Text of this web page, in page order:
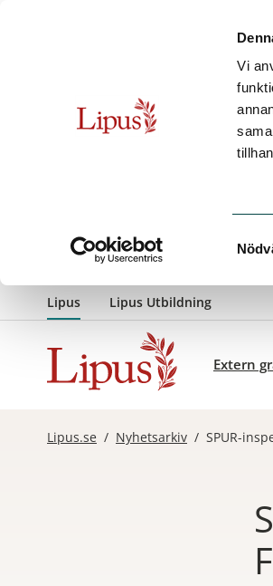
Vi
Hoppa till innehåll
Lipus Lipus Utbildning
Extern
Lipus.se / Nyhetsarkiv / SPUR-
Extern